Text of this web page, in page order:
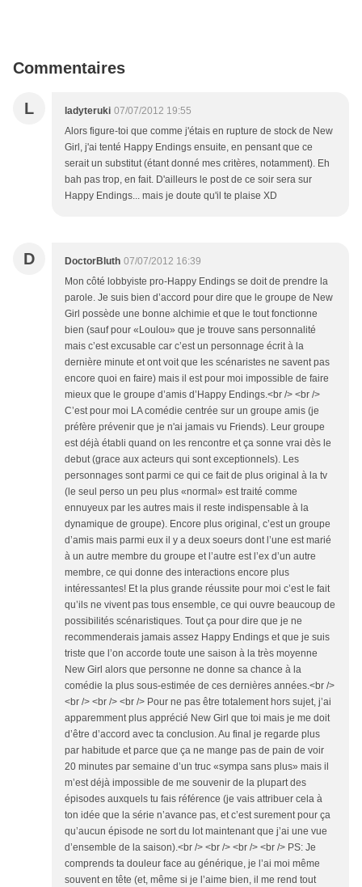
Commentaires
L ladyteruki 07/07/2012 19:55
Alors figure-toi que comme j'étais en rupture de stock de New
Girl, j'ai tenté Happy Endings ensuite, en pensant que ce
serait un substitut (étant donné mes critères, notamment). Eh
bah pas trop, en fait. D'ailleurs le post de ce soir sera sur
Happy Endings... mais je doute qu'il te plaise XD
D DoctorBluth 07/07/2012 16:39
Mon côté lobbyiste pro-Happy Endings se doit de prendre la
parole. Je suis bien d’accord pour dire que le groupe de New
Girl possède une bonne alchimie et que le tout fonctionne
bien (sauf pour «Loulou» que je trouve sans personnalité
mais c’est excusable car c’est un personnage écrit à la
dernière minute et ont voit que les scénaristes ne savent pas
encore quoi en faire) mais il est pour moi impossible de faire
mieux que le groupe d’amis d’Happy Endings.<br /> <br />
C’est pour moi LA comédie centrée sur un groupe amis (je
préfère prévenir que je n'ai jamais vu Friends). Leur groupe
est déjà établi quand on les rencontre et ça sonne vrai dès le
debut (grace aux acteurs qui sont exceptionnels). Les
personnages sont parmi ce qui ce fait de plus original à la tv
(le seul perso un peu plus «normal» est traité comme
ennuyeux par les autres mais il reste indispensable à la
dynamique de groupe). Encore plus original, c’est un groupe
d’amis mais parmi eux il y a deux soeurs dont l’une est marié
à un autre membre du groupe et l’autre est l’ex d’un autre
membre, ce qui donne des interactions encore plus
intéressantes! Et la plus grande réussite pour moi c’est le fait
qu’ils ne vivent pas tous ensemble, ce qui ouvre beaucoup de
possibilités scénaristiques. Tout ça pour dire que je ne
recommenderais jamais assez Happy Endings et que je suis
triste que l’on accorde toute une saison à la très moyenne
New Girl alors que personne ne donne sa chance à la
comédie la plus sous-estimée de ces dernières années.<br />
<br /> <br /> <br /> Pour ne pas être totalement hors sujet, j’ai
apparemment plus apprécié New Girl que toi mais je me doit
d’être d’accord avec ta conclusion. Au final je regarde plus
par habitude et parce que ça ne mange pas de pain de voir
20 minutes par semaine d’un truc «sympa sans plus» mais il
m’est déjà impossible de me souvenir de la plupart des
épisodes auxquels tu fais référence (je vais attribuer cela à
ton idée que la série n’avance pas, et c’est surement pour ça
qu’aucun épisode ne sort du lot maintenant que j’ai une vue
d’ensemble de la saison).<br /> <br /> <br /> <br /> PS: Je
comprends ta douleur face au générique, je l’ai moi même
souvent en tête (et, même si je l’aime bien, il me rend tout